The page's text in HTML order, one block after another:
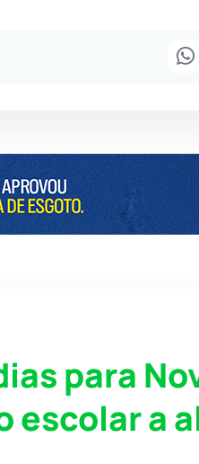
para
escolar a